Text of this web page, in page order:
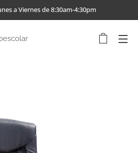
a Viernes de 8:30am-4:30pm